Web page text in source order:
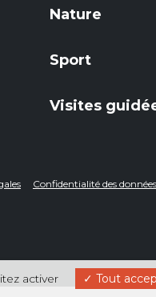
Nature
Sport
Visites
Confidentialité des
activer Tout